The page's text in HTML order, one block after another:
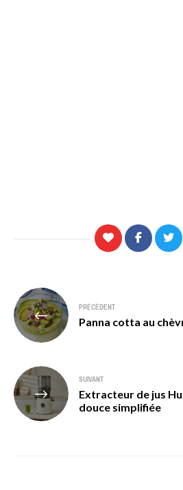
Navigation
de
l’article
PRÉCÉDENT
Panna cotta au
SUIVANT
Extracteur de jus
douce simplifiée